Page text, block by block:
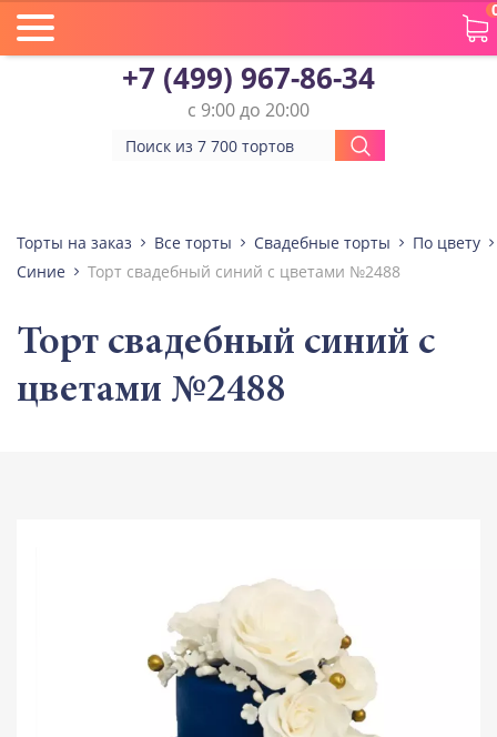
+7 (499) 967-86-34
с 9:00 до 20:00
Торты на заказ Все торты Свадебные торты
По цвету
Синие
Торт свадебный синий с цветами №2488
Торт свадебный синий с
цветами №2488